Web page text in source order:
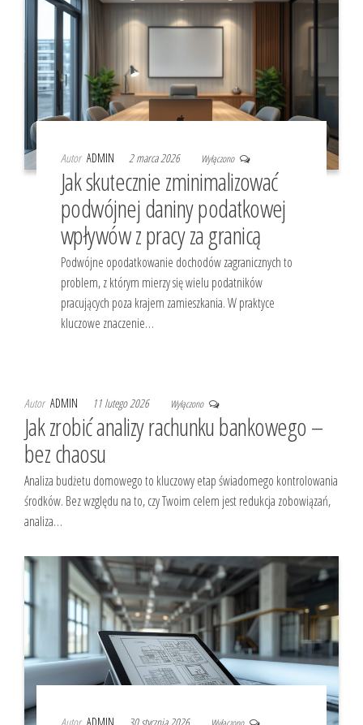
Autor ADMIN 2 marca 2026 Wyłączono
Jak skutecznie zminimalizować
podwójnej daniny podatkowej
wpływów z pracy za granicą
Podwójne opodatkowanie dochodów zagranicznych to
problem, z którym mierzy się wielu podatników
pracujących poza krajem zamieszkania. W praktyce
kluczowe znaczenie…
Autor ADMIN 11 lutego 2026 Wyłączono
Jak zrobić analizy rachunku bankowego –
bez chaosu
Analiza budżetu domowego to kluczowy etap świadomego kontrolowania
środków. Bez względu na to, czy Twoim celem jest redukcja zobowiązań,
analiza…
Autor ADMIN 30 stycznia 2026